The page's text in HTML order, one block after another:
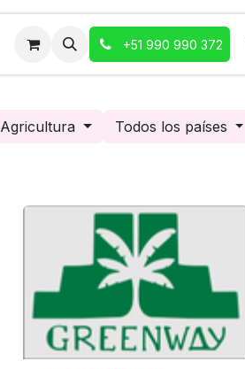
+51 990 990 372
Agricultura Todos los países